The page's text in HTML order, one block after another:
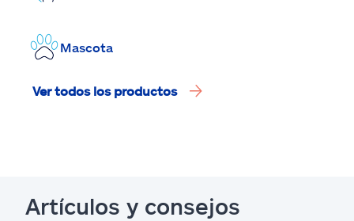
Mascota
Ver todos los productos
Artículos y consejos